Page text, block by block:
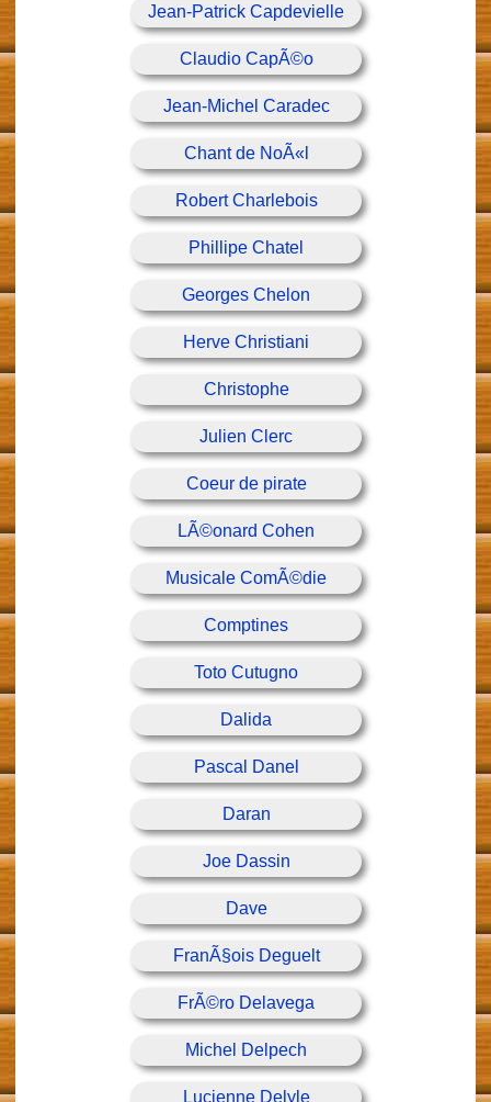
Jean-Patrick Capdevielle
Claudio CapÃ©o
Jean-Michel Caradec
Chant de NoÃ«l
Robert Charlebois
Phillipe Chatel
Georges Chelon
Herve Christiani
Christophe
Julien Clerc
Coeur de pirate
LÃ©onard Cohen
Musicale ComÃ©die
Comptines
Toto Cutugno
Dalida
Pascal Danel
Daran
Joe Dassin
Dave
FranÃ§ois Deguelt
FrÃ©ro Delavega
Michel Delpech
Lucienne Delyle